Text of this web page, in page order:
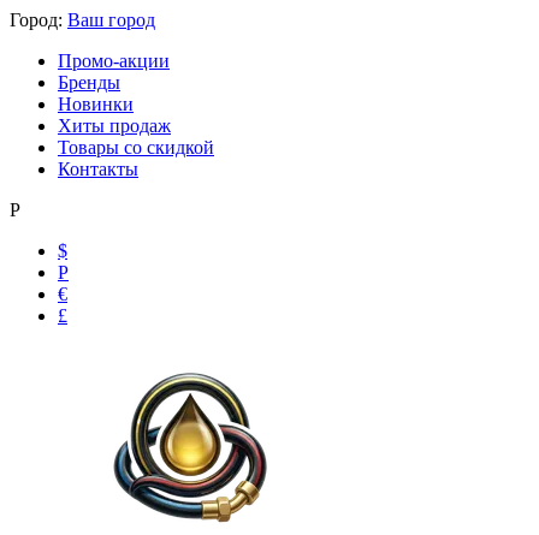
Город: Ваш город
Промо-акции
Бренды
Новинки
Хиты продаж
Товары со скидкой
Контакты
Р
$
Р
€
£